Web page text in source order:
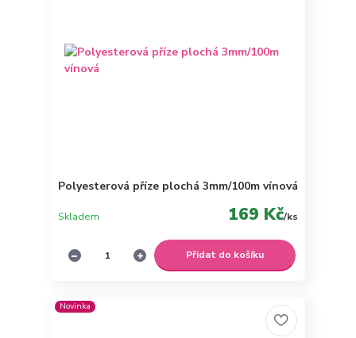
Polyesterová příze plochá 3mm/100m vínová
169 Kč/ks
Skladem
Přidat do košíku
Novinka